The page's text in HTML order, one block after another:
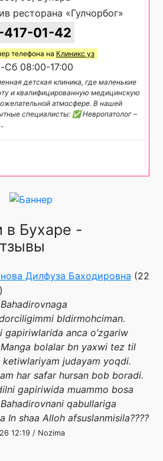
ресторана «Гулчорбог»
01-42
телефона на Клиникс уз
Сб 08:00-17:00
детская клиника, где маленькие
и квалифицированную медицинскую
атмосфере. В нашей
специалисты: ✅ Невропатолог –
в Бухаре -
Дилфуза Баходировна (22
bldirmohciman.
gapiriwlarida anca o’zgariw
bolalar bn yaxwi tez til
judayam yoqdi.
har safar hursan bob boradi.
gapiriwida muammo bosa
qabullariga
In shaa Alloh afsuslanmisila????
12:19 / Nozima